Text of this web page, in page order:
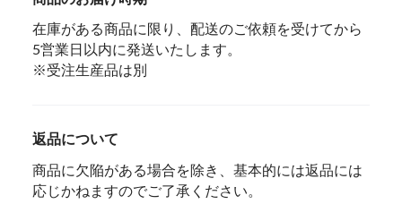
在庫がある商品に限り、配送のご依頼を受けてから
5営業日以内に発送いたします。
※受注生産品は別
返品について
商品に欠陥がある場合を除き、基本的には返品には
応じかねますのでご了承ください。